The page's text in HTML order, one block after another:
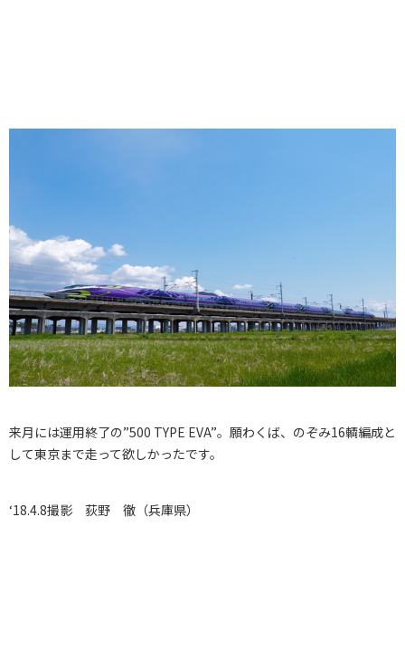
来月には運用終了の”500 TYPE EVA”。願わくば、のぞみ16輌編成と
して東京まで走って欲しかったです。
‘18.4.8撮影 荻野 徹（兵庫県）